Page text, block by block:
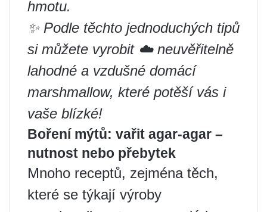
hmotu.
✨ Podle těchto jednoduchých tipů
si můžete vyrobit ☁️ neuvěřitelně
lahodné a vzdušné domácí
marshmallow, které potěší vás i
vaše blízké! ‍ ‍ ‍
Boření mýtů: vařit agar-agar –
nutnost nebo přebytek
Mnoho receptů, zejména těch,
které se týkají výroby